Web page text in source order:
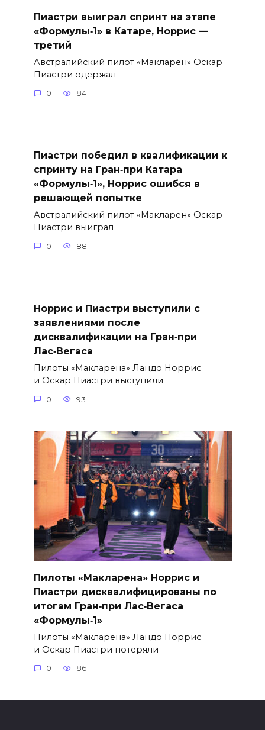
Пиастри выиграл спринт на этапе
«Формулы‑1» в Катаре, Норрис —
третий
Австралийский пилот «Макларен» Оскар
Пиастри одержал
0 84
Пиастри победил в квалификации к
спринту на Гран‑при Катара
«Формулы‑1», Норрис ошибся в
решающей попытке
Австралийский пилот «Макларен» Оскар
Пиастри выиграл
0 88
Норрис и Пиастри выступили с
заявлениями после
дисквалификации на Гран‑при
Лас‑Вегаса
Пилоты «Макларена» Ландо Норрис
и Оскар Пиастри выступили
0 93
Пилоты «Макларена» Норрис и
Пиастри дисквалифицированы по
итогам Гран‑при Лас‑Вегаса
«Формулы‑1»
Пилоты «Макларена» Ландо Норрис
и Оскар Пиастри потеряли
0 86